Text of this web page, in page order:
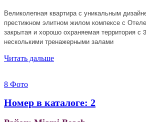
Великолепная квартира с уникальным
престижном элитном жилом компексе с
закрытая и хорошо охраняемая территория с
несколькими тренажерными залами
Читать дальше
8 Фото
Номер в каталоге: 2